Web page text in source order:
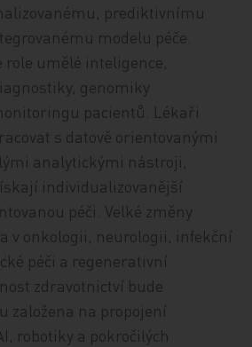
prediktivnímu
modelu péče.
role umělé inteligence,
genomiky
pacientů. Lékaři
s datově orientovanými
analytickými nástroji,
individualizovanější
péči. Velké změny
v onkologii, neurologii, infekční
péči a regenerativní
zdravotnictví bude
založena na propojení
robotiky a pokročilých